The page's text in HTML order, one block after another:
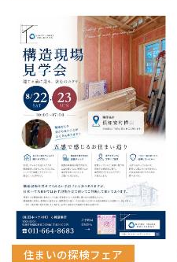
住まいの探検フェア
全国の展示場
北海道
札幌
道央
道北
東北
青森
秋田
甲信越・北陸
新潟
関東
お近くのイベント
北海道
札幌
札幌
小樽
道央
苫小牧千歳
小樽
東北
青森県
八戸
青森
甲信越・北陸
新潟県
関東